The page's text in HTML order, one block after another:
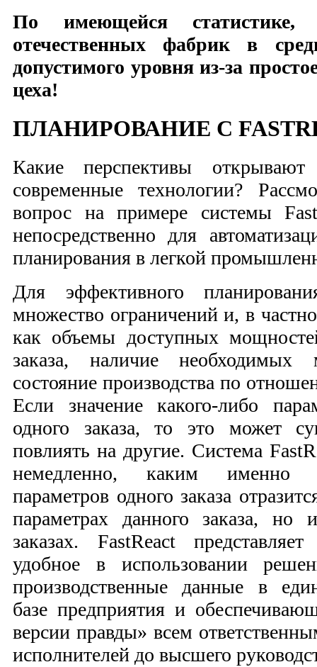
По имеющейся статистике,
отечественных фабрик в
допустимого уровня из-за
цеха!
ПЛАНИРОВАНИЕ С
Какие перспективы
современные технологии?
вопрос на примере системы
непосредственно для
планирования в легкой
Для эффективного
множество ограничений и, в
как объемы доступных
заказа, наличие необходимых
состояние производства по
Если значение какого-либо
одного заказа, то это может
повлиять на другие. Система
немедленно, каким именно
параметров одного заказа
параметрах данного заказа, но
заказах. FastReact
удобное в использовании
производственные данные в
базе предприятия и
версии правды» всем
исполнителей до высшего